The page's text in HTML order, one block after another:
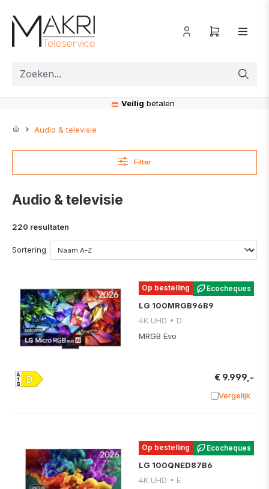
Veiligbetalen
Audio & televisie
Filter
Audio & televisie
220 resultaten
Sortering
Op bestelling Ecocheques
LG 100MRGB96B9
4K UHD • D
MRGB Evo
€ 9.999,-
Vergelijk
Op bestelling Ecocheques
LG 100QNED87B6
4K UHD • E